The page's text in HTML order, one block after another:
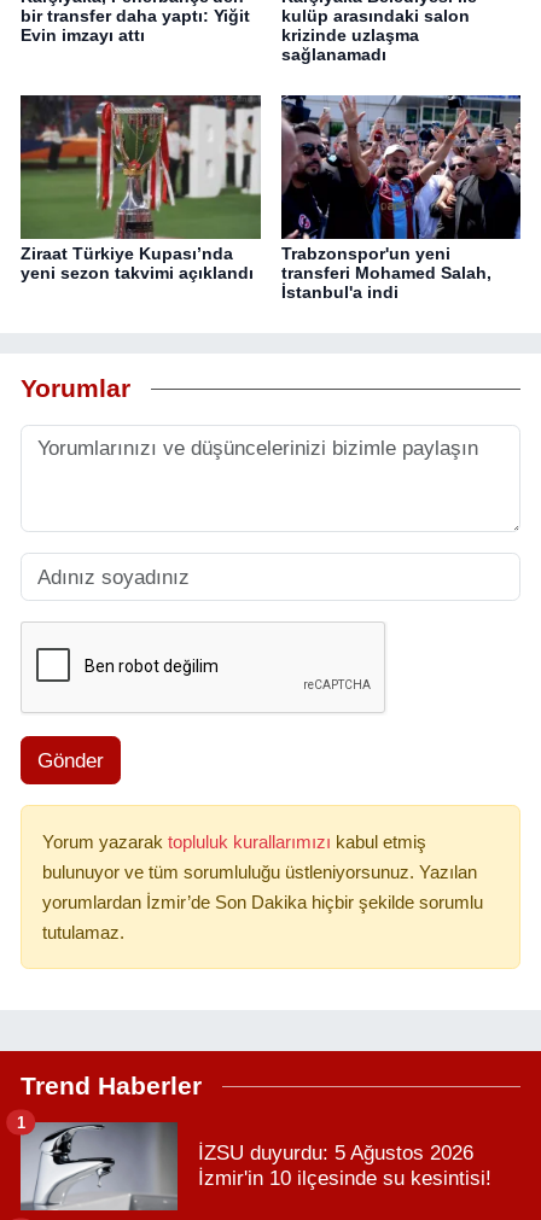
bir transfer daha yaptı: Yiğit
Evin imzayı attı
kulüp arasındaki salon
krizinde uzlaşma
sağlanamadı
Ziraat Türkiye Kupası’nda
yeni sezon takvimi açıklandı
Trabzonspor'un yeni
transferi Mohamed Salah,
İstanbul'a indi
Yorumlar
Gönder
Yorum yazarak topluluk kurallarımızı kabul etmiş
bulunuyor ve tüm sorumluluğu üstleniyorsunuz. Yazılan
yorumlardan İzmir’de Son Dakika hiçbir şekilde sorumlu
tutulamaz.
Trend Haberler
İZSU duyurdu: 5 Ağustos 2026
İzmir'in 10 ilçesinde su kesintisi!
1